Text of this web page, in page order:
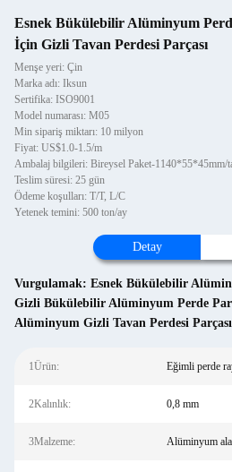
Esnek Bükülebilir Alüminyum
İçin Gizli Tavan Perdesi Parçası
Menşe yeri: Çin
Marka adı: Iksun
Sertifika: ISO9001
Model numarası: M05
Min sipariş miktarı: 10 milyon
Fiyat: US$1.0-1.5/m
Ambalaj bilgileri: Bireysel Paket-1140*55*45mm/
Teslim süresi: 25 gün
Ödeme koşulları: T/T, L/C
Yetenek temini: 500 ton/ay
Detay
Vurgulamak: Esnek Bükülebilir
Gizli Bükülebilir Alüminyum Perde
Alüminyum Gizli Tavan Perdesi Parçası
1Ürün: Eğimli perde
2Kalınlık: 0,8 mm
3Malzeme: Alüminyum